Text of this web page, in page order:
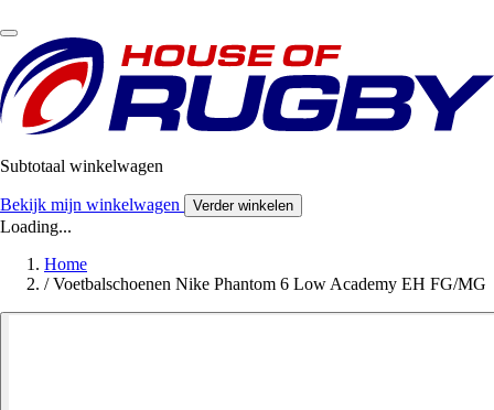
Subtotaal winkelwagen
Bekijk mijn winkelwagen Verder winkelen
Loading...
Home
/ Voetbalschoenen Nike Phantom 6 Low Academy EH FG/MG